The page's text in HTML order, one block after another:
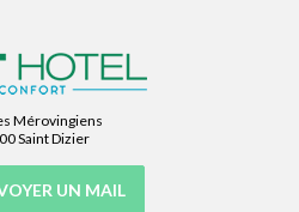
Mérovingiens
Saint Dizier
UN MAIL